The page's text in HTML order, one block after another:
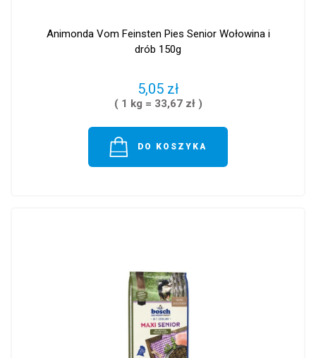
Animonda Vom Feinsten Pies Senior Wołowina i
drób 150g
5,05 zł
( 1 kg = 33,67 zł )
DO KOSZYKA